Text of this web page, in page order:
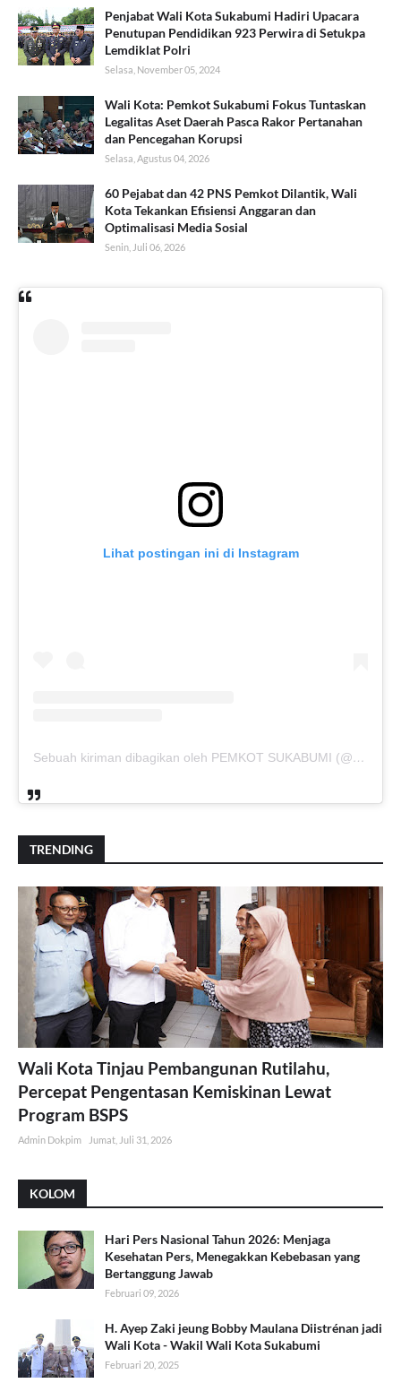
Penjabat Wali Kota Sukabumi Hadiri Upacara
Penutupan Pendidikan 923 Perwira di Setukpa
Lemdiklat Polri
Selasa, November 05, 2024
Wali Kota: Pemkot Sukabumi Fokus Tuntaskan
Legalitas Aset Daerah Pasca Rakor Pertanahan
dan Pencegahan Korupsi
Selasa, Agustus 04, 2026
60 Pejabat dan 42 PNS Pemkot Dilantik, Wali
Kota Tekankan Efisiensi Anggaran dan
Optimalisasi Media Sosial
Senin, Juli 06, 2026
Lihat postingan ini di Instagram
Sebuah kiriman dibagikan oleh PEMKOT SUKABUMI (@pemkotsukabumi_)
TRENDING
Wali Kota Tinjau Pembangunan Rutilahu,
Percepat Pengentasan Kemiskinan Lewat
Program BSPS
Admin Dokpim Jumat, Juli 31, 2026
KOLOM
Hari Pers Nasional Tahun 2026: Menjaga
Kesehatan Pers, Menegakkan Kebebasan yang
Bertanggung Jawab
Februari 09, 2026
H. Ayep Zaki jeung Bobby Maulana Diistrénan jadi
Wali Kota - Wakil Wali Kota Sukabumi
Februari 20, 2025